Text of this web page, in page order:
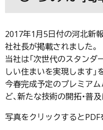
2017年1月5日付の河北新
社社長が掲載されました。
当社は「次世代のスタンダ
しい住まいを実現します
今春完成予定のプレミアム
ど、新たな技術の開拓・普
写真をクリックするとPDF